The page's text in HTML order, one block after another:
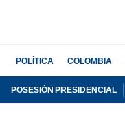
POLÍTICA COLOMBIA
POSESIÓN PRESIDENCIAL